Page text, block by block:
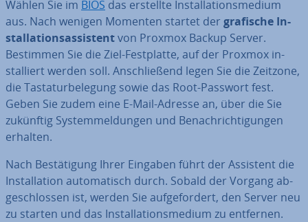
Wählen Sie im BIOS das erstellte In­stal­la­ti­ons­me­di­um
aus. Nach wenigen Momenten startet der grafische In­
stal­la­ti­ons­as­sis­tentvon Proxmox Backup Server.
Bestimmen Sie die Ziel-Fest­plat­te, auf der Proxmox in­
stal­liert werden soll. An­schlie­ßend legen Sie die Zeitzone,
die Tas­ta­tur­be­le­gung sowie das Root-Passwort fest.
Geben Sie zudem eine E-Mail-Adresse an, über die Sie
zukünftig Sys­tem­mel­dun­gen und Be­nach­rich­ti­gun­gen
erhalten.
Nach Be­stä­ti­gung Ihrer Eingaben führt der Assistent die
In­stal­la­ti­on au­to­ma­tisch durch. Sobald der Vorgang ab­
ge­schlos­sen ist, werden Sie auf­ge­for­dert, den Server neu
zu starten und das In­stal­la­ti­ons­me­di­um zu entfernen.